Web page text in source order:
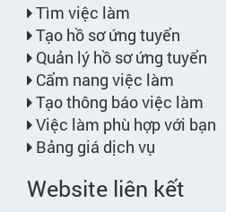
Tìm việc làm
Tạo hồ sơ ứng tuyển
Quản lý hồ sơ ứng tuyển
Cẩm nang việc làm
Tạo thông báo việc làm
Việc làm phù hợp với bạn
Bảng giá dịch vụ
Website liên kết